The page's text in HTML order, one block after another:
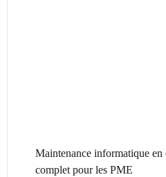
Maintenance informatique en
complet pour les PME